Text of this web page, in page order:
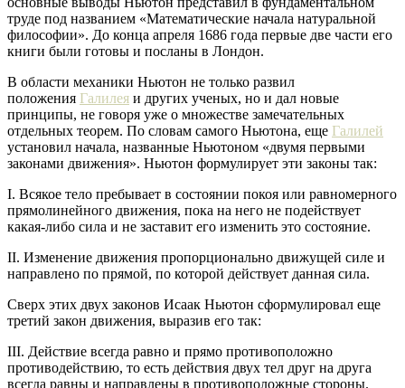
труде под названием «Математические начала натуральной
философии». До конца апреля 1686 года первые две части его
книги были готовы и посланы в Лондон.
В области механики Ньютон не только развил
положения Галилея и других ученых, но и дал новые
принципы, не говоря уже о множестве замечательных
отдельных теорем. По словам самого Ньютона, еще Галилей
установил начала, названные Ньютоном «двумя первыми
законами движения». Ньютон формулирует эти законы так:
I. Всякое тело пребывает в состоянии покоя или равномерного
прямолинейного движения, пока на него не подействует
какая-либо сила и не заставит его изменить это состояние.
II. Изменение движения пропорционально движущей силе и
направлено по прямой, по которой действует данная сила.
Сверх этих двух законов Исаак Ньютон сформулировал еще
третий закон движения, выразив его так:
III. Действие всегда равно и прямо противоположно
противодействию, то есть действия двух тел друг на друга
всегда равны и направлены в противоположные стороны.